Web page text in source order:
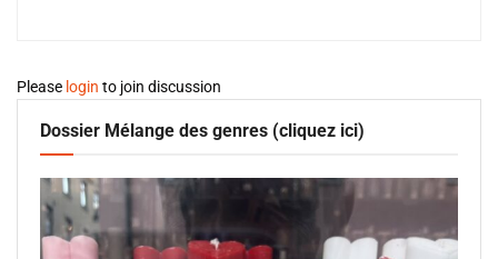
Please login to join discussion
Dossier Mélange des genres (cliquez ici)